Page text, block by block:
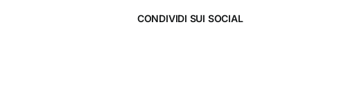
CONDIVIDI SUI SOCIAL